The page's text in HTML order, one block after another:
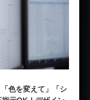
色を変えて」「シ